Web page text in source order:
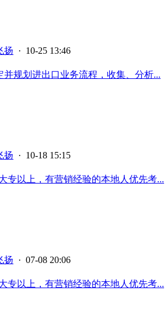
扬 · 10-25 13:46
规划进出口业务流程，收集、分析...
扬 · 10-18 15:15
专以上，有营销经验的本地人优先考...
扬 · 07-08 20:06
专以上，有营销经验的本地人优先考...